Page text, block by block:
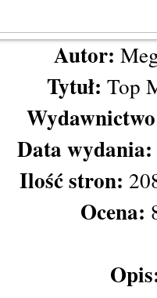
Autor:
Tytuł:Top
Data
Ilość stron:
Ocena: